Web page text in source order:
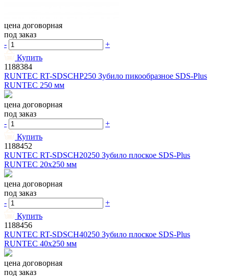
цена договорная
под заказ
-
+
Купить
1188384
RUNTEC RT-SDSCHP250 Зубило пикообразное SDS-Plus
RUNTEC 250 мм
цена договорная
под заказ
-
+
Купить
1188452
RUNTEC RT-SDSCH20250 Зубило плоское SDS-Plus
RUNTEC 20x250 мм
цена договорная
под заказ
-
+
Купить
1188456
RUNTEC RT-SDSCH40250 Зубило плоское SDS-Plus
RUNTEC 40x250 мм
цена договорная
под заказ